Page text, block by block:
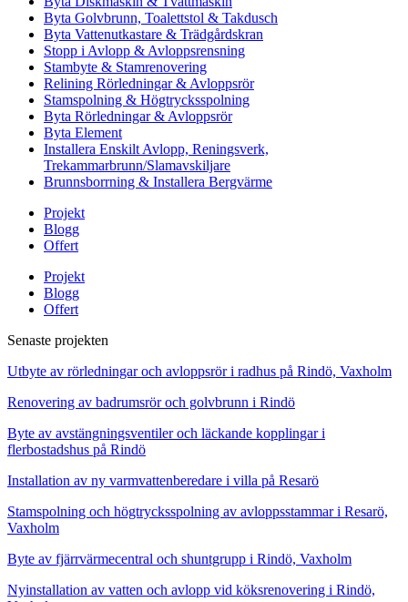
Byta Golvbrunn, Toalettstol & Takdusch
Byta Vattenutkastare & Trädgårdskran
Stopp i Avlopp & Avloppsrensning
Stambyte & Stamrenovering
Relining Rörledningar & Avloppsrör
Stamspolning & Högtrycksspolning
Byta Rörledningar & Avloppsrör
Byta Element
Installera Enskilt Avlopp, Reningsverk,
Trekammarbrunn/Slamavskiljare
Brunnsborrning & Installera Bergvärme
Projekt
Blogg
Offert
Projekt
Blogg
Offert
Senaste projekten
Utbyte av rörledningar och avloppsrör i radhus på Rindö, Vaxholm
Renovering av badrumsrör och golvbrunn i Rindö
Byte av avstängningsventiler och läckande kopplingar i
flerbostadshus på Rindö
Installation av ny varmvattenberedare i villa på Resarö
Stamspolning och högtrycksspolning av avloppsstammar i Resarö,
Vaxholm
Byte av fjärrvärmecentral och shuntgrupp i Rindö, Vaxholm
Nyinstallation av vatten och avlopp vid köksrenovering i Rindö,